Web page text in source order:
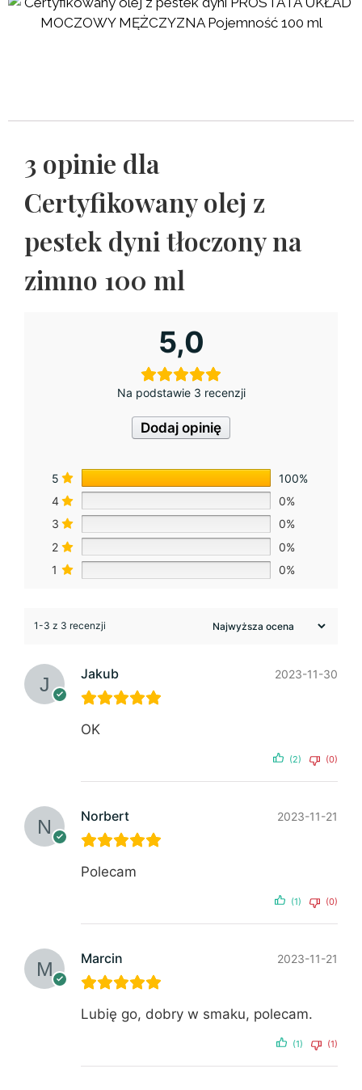
3 opinie dla
Certyfikowany olej z
pestek dyni tłoczony na
zimno 100 ml
5,0
Na podstawie 3 recenzji
Dodaj opinię
5
100%
4
0%
3
0%
2
0%
1
0%
1-3 z 3 recenzji
Jakub 2023-11-30
OK
(2) (0)
Norbert 2023-11-21
Polecam
(1) (0)
Marcin 2023-11-21
Lubię go, dobry w smaku, polecam.
(1) (1)